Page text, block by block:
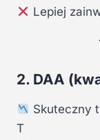
Lepiej
2. DAA
Skuteczny
T